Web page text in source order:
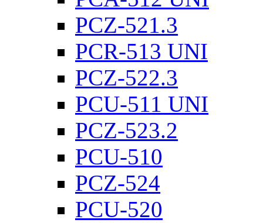
PCZ-521.3
PCR-513 UNI
PCZ-522.3
PCU-511 UNI
PCZ-523.2
PCU-510
PCZ-524
PCU-520